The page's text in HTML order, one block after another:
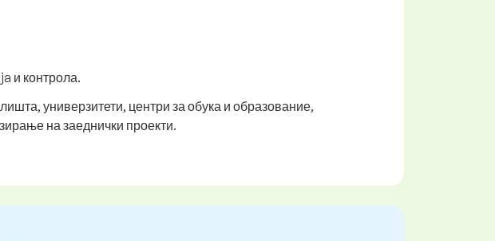
и контрола.
универзитети, центри за обука и образование,
на заеднички проекти.